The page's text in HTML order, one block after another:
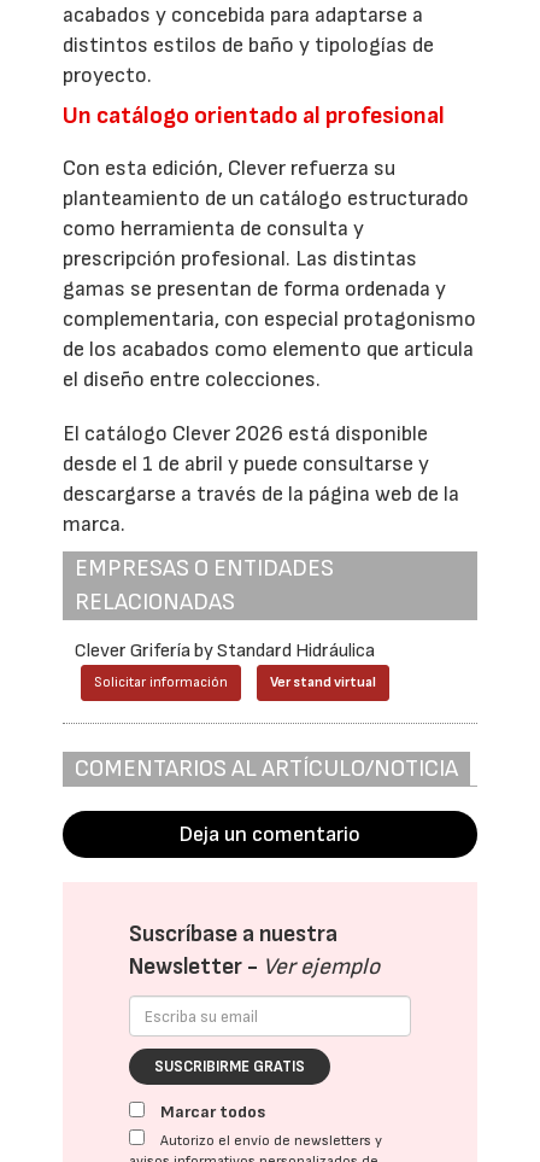
acabados y concebida para adaptarse a
distintos estilos de baño y tipologías de
proyecto.
Un catálogo orientado al profesional
Con esta edición, Clever refuerza su
planteamiento de un catálogo estructurado
como herramienta de consulta y
prescripción profesional. Las distintas
gamas se presentan de forma ordenada y
complementaria, con especial protagonismo
de los acabados como elemento que articula
el diseño entre colecciones.
El catálogo Clever 2026 está disponible
desde el 1 de abril y puede consultarse y
descargarse a través de la página web de la
marca.
EMPRESAS O ENTIDADES
RELACIONADAS
Clever Grifería by Standard Hidráulica
Solicitar información Ver stand virtual
COMENTARIOS AL ARTÍCULO/NOTICIA
Deja un comentario
Suscríbase a nuestra
Newsletter - Ver ejemplo
SUSCRIBIRME GRATIS
Marcar todos
Autorizo el envío de newsletters y